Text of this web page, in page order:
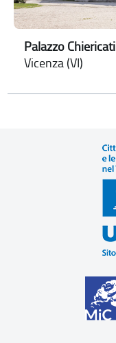
Palazzo Chiericati
Vicenza (VI)